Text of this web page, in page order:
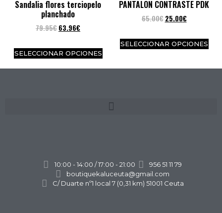
Sandalia flores terciopelo
planchado
79.95€ 63.96€
SELECCIONAR OPCIONES
PANTALON CONTRASTE PDK
65.00€ 25.00€
SELECCIONAR OPCIONES
10:00 - 14:00 / 17:00 - 21:00
956 51 11 79
boutiquekaluceuta@gmail.com
C/ Duarte nº1 local 7 (0,31 km) 51001 Ceuta